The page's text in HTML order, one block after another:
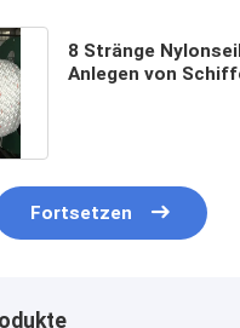
8 Stränge
Anlegen von
Fortsetzen